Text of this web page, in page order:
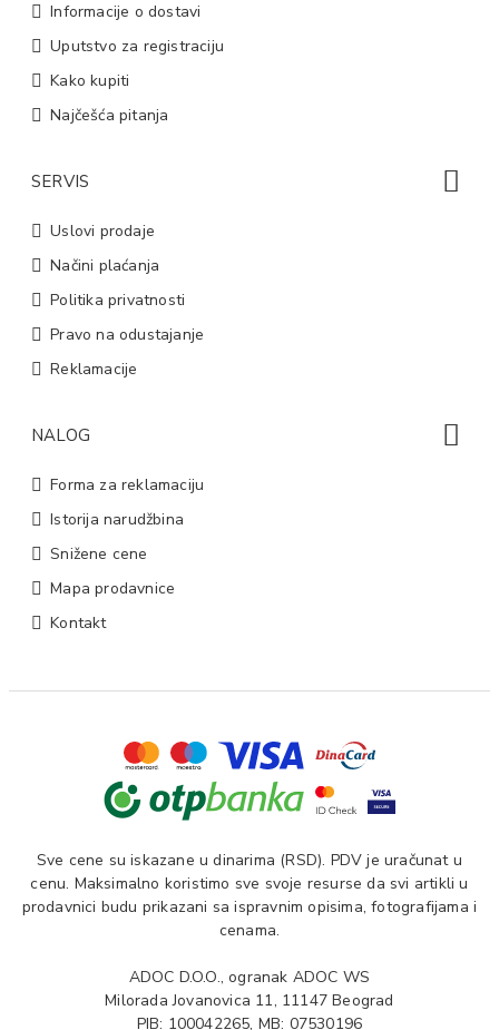
Informacije o dostavi
Uputstvo za registraciju
Kako kupiti
Najčešća pitanja
SERVIS
Uslovi prodaje
Načini plaćanja
Politika privatnosti
Pravo na odustajanje
Reklamacije
NALOG
Forma za reklamaciju
Istorija narudžbina
Snižene cene
Mapa prodavnice
Kontakt
Sve cene su iskazane u dinarima (RSD). PDV je uračunat u
cenu. Maksimalno koristimo sve svoje resurse da svi artikli u
prodavnici budu prikazani sa ispravnim opisima, fotografijama i
cenama.
ADOC D.O.O., ogranak ADOC WS
Milorada Jovanovica 11, 11147 Beograd
PIB: 100042265, MB: 07530196